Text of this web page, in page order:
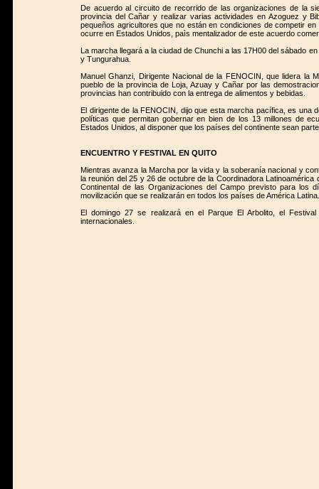
De acuerdo al circuito de recorrido de las organizaciones de la
provincia del Cañar y realizar varias actividades en Azoguez y
pequeños agricultores que no están en condiciones de competir
ocurre en Estados Unidos, paìs mentalizador de este acuerdo
La marcha llegará a la ciudad de Chunchi a las 17H00 del sábado
y Tungurahua.
Manuel Ghanzi, Dirigente Nacional de la FENOCIN, que lidera la
pueblo de la provincia de Loja, Azuay y Cañar por las
provincias han contribuido con la entrega de alimentos y bebidas.
El dirigente de la FENOCIN, dijo que esta marcha pacífica, es una
políticas que permitan gobernar en bien de los 13 millones de
Estados Unidos, al disponer que los países del continente sean
ENCUENTRO Y FESTIVAL EN QUITO
Mientras avanza la Marcha por la vida y la soberanía nacional y
la reunión del 25 y 26 de octubre de la Coordinadora
Continental de las Organizaciones del Campo previsto para
movilización que se realizarán en todos los países de América Latina.
El domingo 27 se realizará en el Parque El Arbolito, el
internacionales.